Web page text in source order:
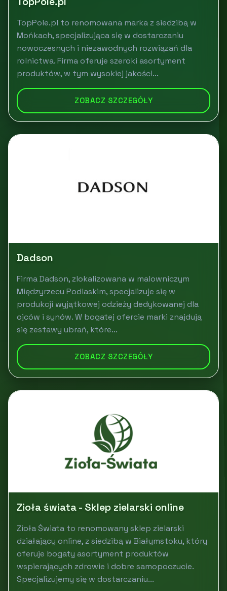
TopPole.pl to renomowana marka z siedzibą w
Mońkach, specjalizująca się w dostarczaniu
nowoczesnych i niezawodnych rozwiązań dla
rolnictwa. Firma oferuje szeroki asortyment
produktów, w tym wysokiej jakości...
ZOBACZ SZCZEGÓŁY
Dadson
Firma Dadson, zlokalizowana w malowniczym
Międzyrzecu Podlaskim, specjalizuje się w
produkcji wyjątkowej odzieży dedykowanej dla
ojców i synów. W bogatej ofercie marki znajdują
się zestawy ubrań, które...
ZOBACZ SZCZEGÓŁY
Zioła świata - Sklep zielarski online
Zioła Świata to renomowany sklep zielarski
działający online, z siedzibą w Białymstoku, który
oferuje bogaty asortyment produktów
wspierających zdrowie i dobre samopoczucie.
Specjalizujemy się w dostarczaniu...